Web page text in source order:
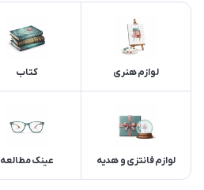
لوازم هنری کتاب
لوازم فانتزی و هدیه عینک مطالعه